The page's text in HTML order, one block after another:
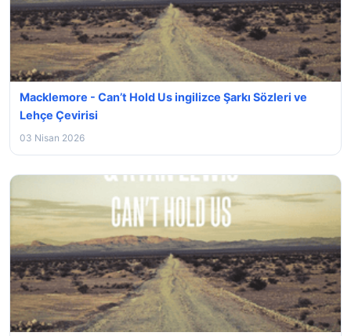
Macklemore - Can’t Hold Us ingilizce Şarkı Sözleri ve
Lehçe Çevirisi
03 Nisan 2026